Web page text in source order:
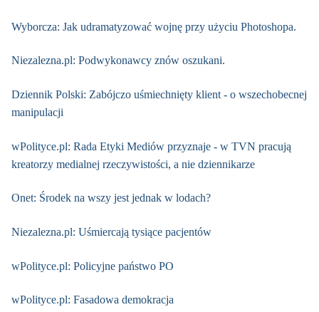
Wyborcza: Jak udramatyzować wojnę przy użyciu Photoshopa.
Niezalezna.pl: Podwykonawcy znów oszukani.
Dziennik Polski: Zabójczo uśmiechnięty klient - o wszechobecnej
manipulacji
wPolityce.pl: Rada Etyki Mediów przyznaje - w TVN pracują
kreatorzy medialnej rzeczywistości, a nie dziennikarze
Onet: Środek na wszy jest jednak w lodach?
Niezalezna.pl: Uśmiercają tysiące pacjentów
wPolityce.pl: Policyjne państwo PO
wPolityce.pl: Fasadowa demokracja